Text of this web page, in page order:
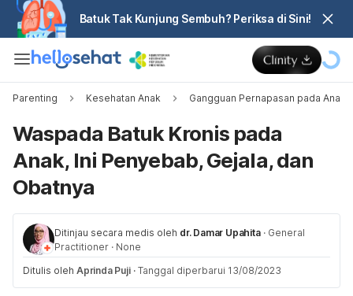
Batuk Tak Kunjung Sembuh? Periksa di Sini!
Parenting Kesehatan Anak Gangguan Pernapasan pada Anak
Waspada Batuk Kronis pada
Anak, Ini Penyebab, Gejala, dan
Obatnya
Ditinjau secara medis oleh dr. Damar Upahita · General
Practitioner · None
Ditulis oleh Aprinda Puji · Tanggal diperbarui 13/08/2023